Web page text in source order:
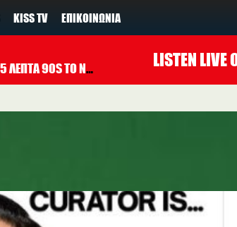
KISS TV ΕΠΙΚΟΙΝΩΝΊΑ
KISS MUSIC NON STOP, ΜΕ 55 ΛΕΠΤΑ 90S TO NOW ΚΑΘΕ ΩΡΑ
22:00 - 00:00
LISTEN LIVE